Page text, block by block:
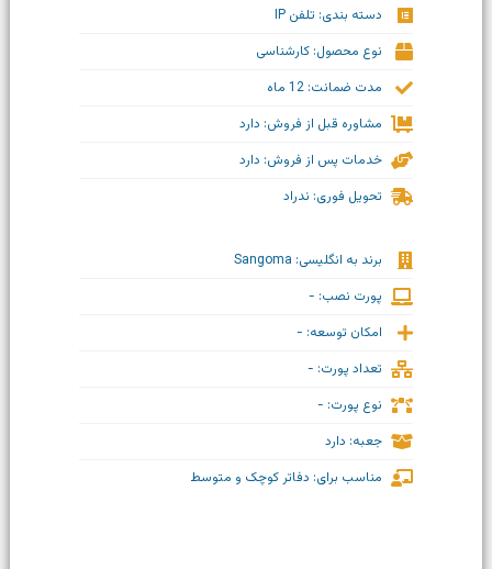
دسته بندی: تلفن IP
نوع محصول: کارشناسی
مدت ضمانت: 12 ماه
مشاوره قبل از فروش: دارد
خدمات پس از فروش: دارد
تحویل فوری: ندراد
برند به انگلیسی: Sangoma
پورت نصب: -
امکان توسعه: -
تعداد پورت: -
نوع پورت: -
جعبه: دارد
مناسب برای: دفاتر کوچک و متوسط